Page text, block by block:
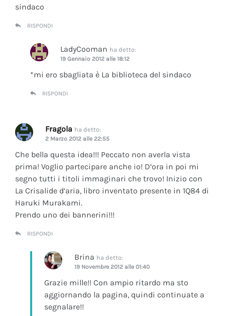
sindaco
RISPONDI
LadyCooman ha detto:
19 Gennaio 2012 alle 18:12
*mi ero sbagliata è La biblioteca del sindaco
RISPONDI
Fragola ha detto:
2 Marzo 2012 alle 22:55
Che bella questa idea!!! Peccato non averla vista
prima! Voglio partecipare anche io! D’ora in poi mi
segno tutti i titoli immaginari che trovo! Inizio con
La Crisalide d’aria, libro inventato presente in 1Q84 di
Haruki Murakami.
Prendo uno dei bannerini!!!
RISPONDI
Brina ha detto:
19 Novembre 2012 alle 01:40
Grazie mille!! Con ampio ritardo ma sto
aggiornando la pagina, quindi continuate a
segnalare!!